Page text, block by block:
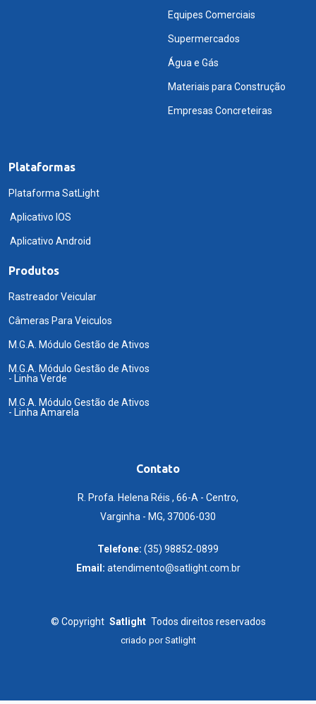
Equipes Comerciais
Supermercados
Água e Gás
Materiais para Construção
Empresas Concreteiras
Plataformas
Plataforma SatLight
Aplicativo IOS
Aplicativo Android
Produtos
Rastreador Veicular
Câmeras Para Veiculos
M.G.A. Módulo Gestão de Ativos
M.G.A. Módulo Gestão de Ativos
- Linha Verde
M.G.A. Módulo Gestão de Ativos
- Linha Amarela
Contato
R. Profa. Helena Réis , 66-A - Centro,
Varginha - MG, 37006-030
Telefone: (35) 98852-0899
Email: atendimento@satlight.com.br
© Copyright Satlight Todos direitos reservados
criado porSatlight